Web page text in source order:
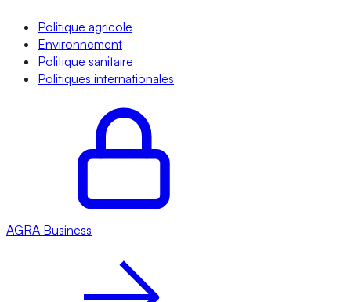
Politique agricole
Environnement
Politique sanitaire
Politiques internationales
AGRA Business